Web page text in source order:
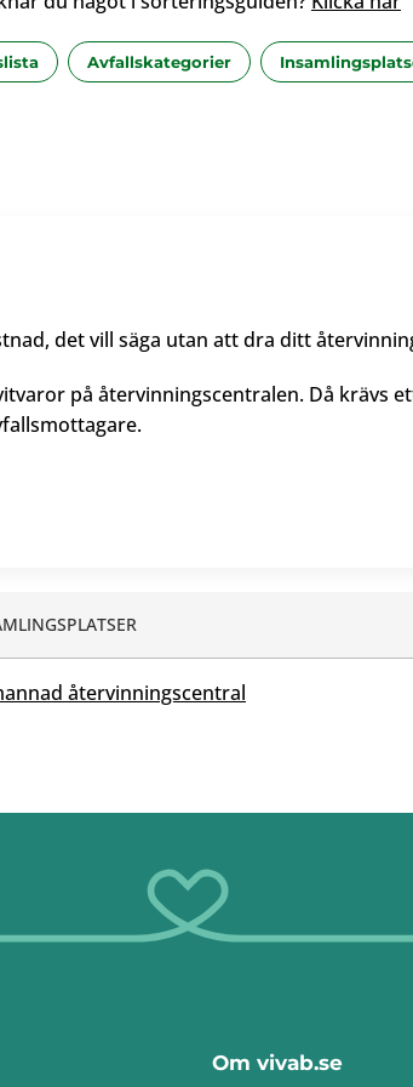
Avfallskategorier
det vill säga utan att dra ditt
på återvinningscentralen. Då krävs
återvinningscentral
Om vivab.se